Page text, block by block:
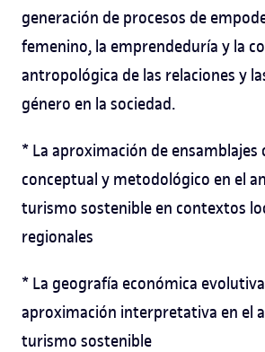
generación de procesos de
femenino, la emprendeduría y la
antropológica de las relaciones y
género en la sociedad.
* La aproximación de ensamblajes
conceptual y metodológico en el
turismo sostenible en contextos
regionales
* La geografía económica
aproximación interpretativa en el
turismo sostenible